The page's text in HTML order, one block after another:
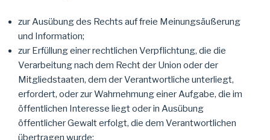
zur Ausübung des Rechts auf freie Meinungsäußerung
und Information;
zur Erfüllung einer rechtlichen Verpflichtung, die die
Verarbeitung nach dem Recht der Union oder der
Mitgliedstaaten, dem der Verantwortliche unterliegt,
erfordert, oder zur Wahrnehmung einer Aufgabe, die im
öffentlichen Interesse liegt oder in Ausübung
öffentlicher Gewalt erfolgt, die dem Verantwortlichen